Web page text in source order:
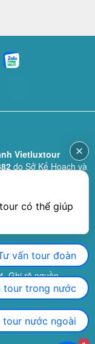
Vietluxtour
do Sở Kế Hoạch và
(sửa đổi bổ sung
1111/2019/TCDL-GP
quốc gia Việt Nam)
lần 3 ngày
11924do Sở Giao
2023.
Ghi rõ nguồn
có thể giúp
vấn tour đoàn
tour trong nước
tour nước ngoài